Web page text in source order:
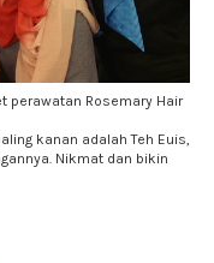
perawatan Rosemary Hair
kanan adalah Teh Euis,
Nikmat dan bikin